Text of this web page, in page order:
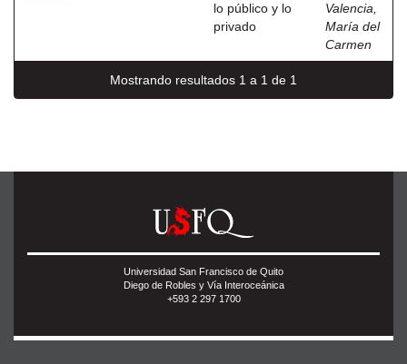
lo público y lo
privado
Valencia,
María del
Carmen
Mostrando resultados 1 a 1 de 1
Universidad San Francisco de Quito
Diego de Robles y Vía Interoceánica
+593 2 297 1700